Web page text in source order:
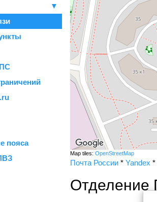
▼
пояса
Map tiles: OpenStreetMap
Почта России * Yandex *
Отделение